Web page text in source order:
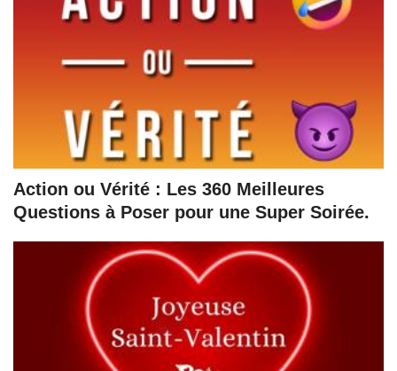
Action ou Vérité : Les 360 Meilleures
Questions à Poser pour une Super Soirée.